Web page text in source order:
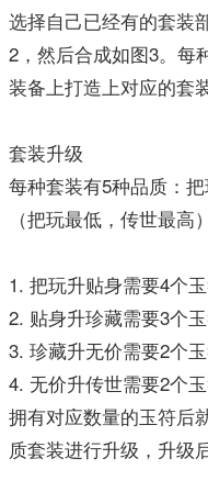
选择自己已经有的套装
2，然后合成如图3。每
装备上打造上对应的套
套装升级
每种套装有5种品质：
（把玩最低，传世最高
1. 把玩升贴身需要4个
2. 贴身升珍藏需要3个
3. 珍藏升无价需要2个
4. 无价升传世需要2个
拥有对应数量的玉符后
质套装进行升级，升级